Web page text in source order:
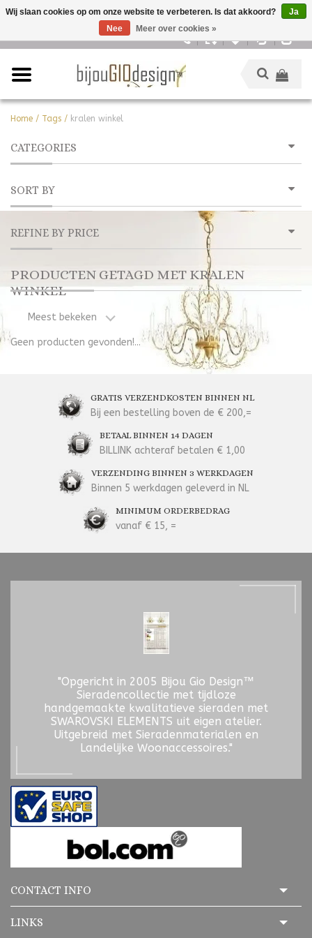
Home / Tags / kralen winkel
CATEGORIES
SORT BY
REFINE BY PRICE
PRODUCTEN GETAGD MET KRALEN
WINKEL
Meest bekeken
Geen producten gevonden!...
GRATIS VERZENDKOSTEN BINNEN NL
Bij een bestelling boven de € 200,=
BETAAL BINNEN 14 DAGEN
BILLINK achteraf betalen € 1,00
VERZENDING BINNEN 3 WERKDAGEN
Binnen 5 werkdagen geleverd in NL
MINIMUM ORDERBEDRAG
vanaf € 15, =
"Opgericht in 2005 Bijou Gio Design™
Sieradencollectie met tijdloze
handgemaakte kwalitatieve sieraden met
SWAROVSKI ELEMENTS uit eigen atelier.
Uitgebreid met Sieradenmaterialen en
Landelijke Woonaccessoires."
CONTACT INFO
LINKS
Wij slaan cookies op om onze website te verbeteren. Is dat akkoord?
Ja
Nee
Meer over cookies »